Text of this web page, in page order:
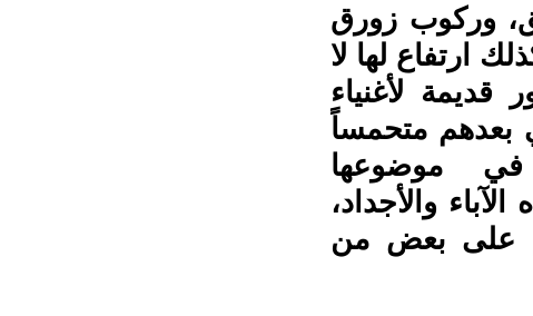
وركوب زورق
ارتفاع لها لا
لأغنياء
بعدهم متحمساً
في موضوعها
والأجداد،
على بعض من